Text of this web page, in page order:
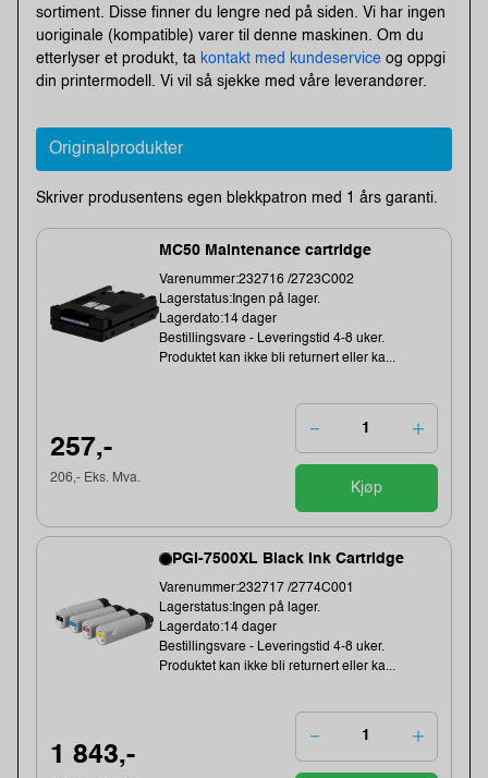
sortiment. Disse finner du lengre ned på siden. Vi har ingen
uoriginale (kompatible) varer til denne maskinen. Om du
etterlyser et produkt, ta kontakt med kundeservice og oppgi
din printermodell. Vi vil så sjekke med våre leverandører.
Originalprodukter
Skriver produsentens egen blekkpatron med 1 års garanti.
MC50 Maintenance cartridge
Varenummer:232716 /2723C002
Lagerstatus:Ingen på lager.
Lagerdato:14 dager
Bestillingsvare - Leveringstid 4-8 uker.
Produktet kan ikke bli returnert eller ka...
257,-
206,- Eks. Mva.
Kjøp
PGI-7500XL Black Ink Cartridge
Varenummer:232717 /2774C001
Lagerstatus:Ingen på lager.
Lagerdato:14 dager
Bestillingsvare - Leveringstid 4-8 uker.
Produktet kan ikke bli returnert eller ka...
1 843,-